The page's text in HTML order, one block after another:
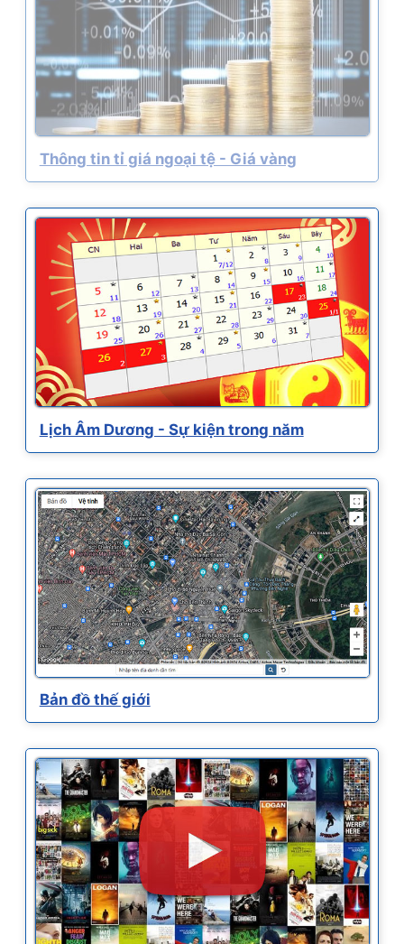
Thông tin tỉ giá ngoại tệ - Giá vàng
Lịch Âm Dương - Sự kiện trong năm
Bản đồ thế giới